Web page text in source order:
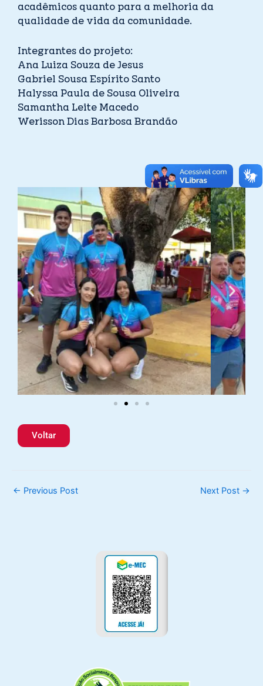
acadêmicos quanto para a melhoria da
qualidade de vida da comunidade.
Integrantes do projeto:
Ana Luiza Souza de Jesus
Gabriel Sousa Espírito Santo
Halyssa Paula de Sousa Oliveira
Samantha Leite Macedo
Werisson Dias Barbosa Brandão
Voltar
← Previous Post Next Post →